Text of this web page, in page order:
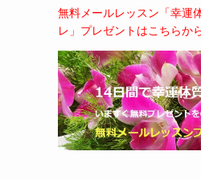
無料メールレッスン「幸運
レ」プレゼントはこちらか